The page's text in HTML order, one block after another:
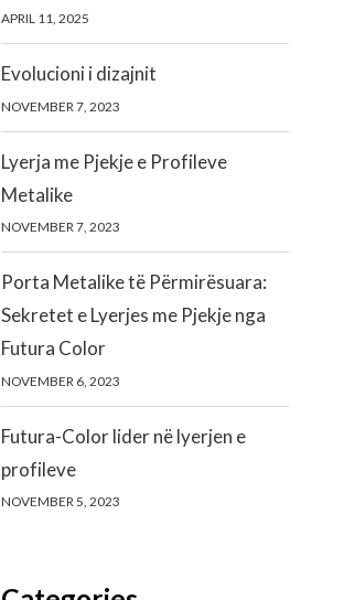
APRIL 11, 2025
Evolucioni i dizajnit
NOVEMBER 7, 2023
Lyerja me Pjekje e Profileve
Metalike
NOVEMBER 7, 2023
Porta Metalike të Përmirësuara:
Sekretet e Lyerjes me Pjekje nga
Futura Color
NOVEMBER 6, 2023
Futura-Color lider në lyerjen e
profileve
NOVEMBER 5, 2023